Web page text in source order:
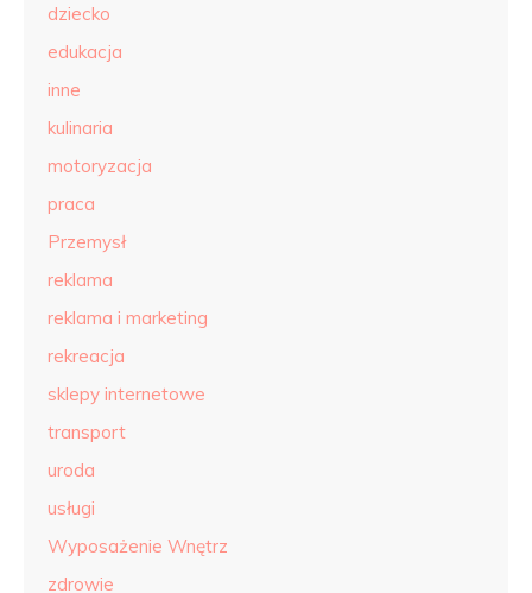
dziecko
edukacja
inne
kulinaria
motoryzacja
praca
Przemysł
reklama
reklama i marketing
rekreacja
sklepy internetowe
transport
uroda
usługi
Wyposażenie Wnętrz
zdrowie